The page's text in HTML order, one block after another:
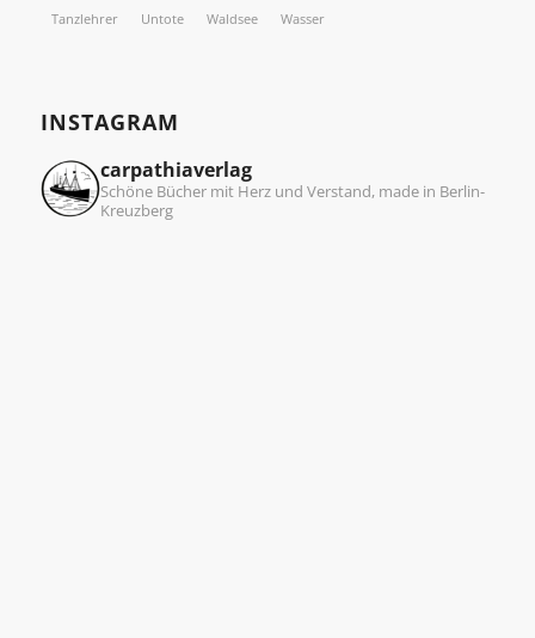
Tanzlehrer Untote Waldsee Wasser
INSTAGRAM
carpathiaverlag
Schöne Bücher mit Herz und Verstand, made in Berlin-
Kreuzberg